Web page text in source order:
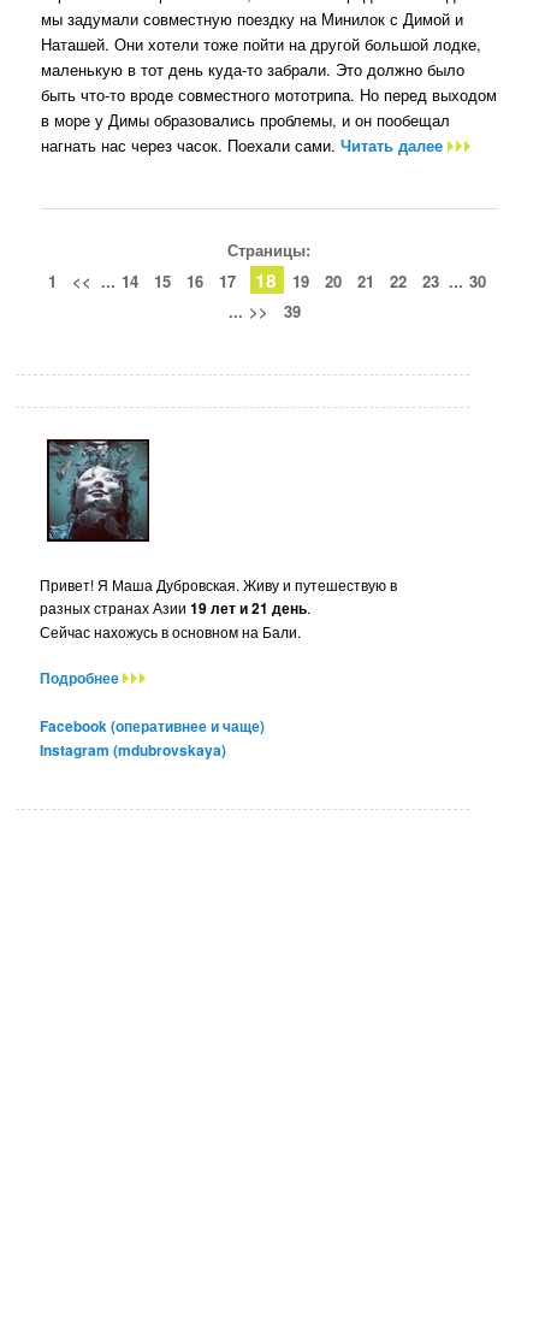
мы задумали совместную поездку на Минилок с Димой и
Наташей. Они хотели тоже пойти на другой большой лодке,
маленькую в тот день куда-то забрали. Это должно было
быть что-то вроде совместного мототрипа. Но перед выходом
в море у Димы образовались проблемы, и он пообещал
нагнать нас через часок. Поехали сами.Читать далее
Страницы:
1
<< ... 14 15 16 17 18 19 20 21 22 23 ... 30
... >> 39
Привет! Я Маша Дубровская. Живу и путешествую в
разных странах Азии19 лет и 21 день.
Сейчас нахожусь в основном на Бали.
Подробнее
Facebook (оперативнее и чаще)
Instagram (mdubrovskaya)